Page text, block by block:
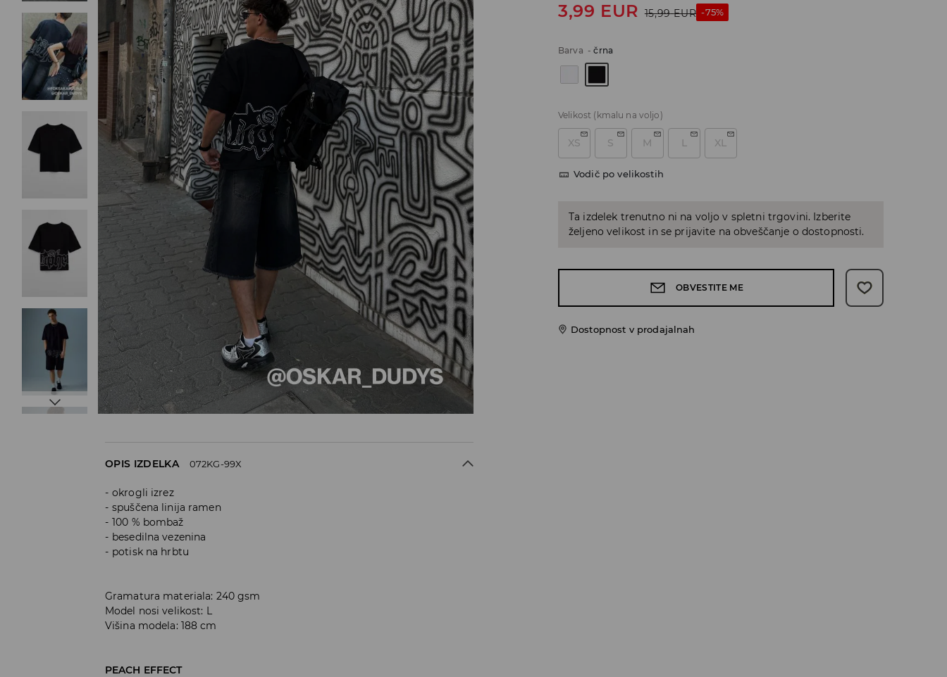
3,99 EUR 15,99 EUR -75%
Barva -črna
Velikost (kmalu na voljo)
XS S M L XL
Vodič po velikostih
Ta izdelek trenutno ni na voljo v spletni trgovini. Izberite
željeno velikost in se prijavite na obveščanje o dostopnosti.
OBVESTITE ME
Dostopnost v prodajalnah
OPIS IZDELKA 072KG-99X
okrogli izrez
spuščena linija ramen
100 % bombaž
besedilna vezenina
potisk na hrbtu
Gramatura materiala: 240 gsm
Model nosi velikost: L
Višina modela: 188 cm
PEACH EFFECT